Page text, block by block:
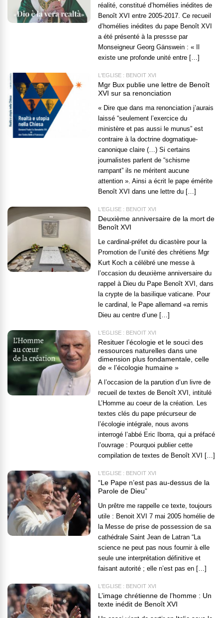
réalité, constitué d’homélies inédites de
Benoît XVI entre 2005-2017. Ce recueil
d’homélies inédites du pape Benoît XVI
a été présenté à la pressse par
Monseigneur Georg Gänswein : « Il
existe une profonde unité entre […]
L'EGLISE : BENOÎT XVI
Mgr Bux publie une lettre de Benoît
XVI sur sa renonciation
« Dire que dans ma renonciation j’aurais
laissé “seulement l’exercice du
ministère et pas aussi le munus” est
contraire à la doctrine dogmatique-
canonique claire (…) Si certains
journalistes parlent de “schisme
rampant” ils ne méritent aucune
attention ». Ainsi a écrit le pape émérite
Benoît XVI dans une lettre du […]
L'EGLISE : BENOÎT XVI
Deuxième anniversaire de la mort de
Benoît XVI
Le cardinal-préfet du dicastère pour la
Promotion de l’unité des chrétiens Mgr
Kurt Koch a célébré une messe à
l’occasion du deuxième anniversaire du
rappel à Dieu du Pape Benoît XVI, dans
la crypte de la basilique vaticane. Pour
le cardinal, le Pape allemand «a remis
Dieu au centre d’une […]
L'EGLISE : BENOÎT XVI
Resituer l’écologie et le souci des
ressources naturelles dans une
dimension plus fondamentale, celle
de « l’écologie humaine »
A l’occasion de la parution d’un livre de
recueil de textes de Benoît XVI, intitulé
L’Homme au coeur de la création. Les
textes clés du pape précurseur de
l’écologie intégrale, nous avons
interrogé l’abbé Eric Iborra, qui a préfacé
l’ouvrage : Pourquoi publier cette
compilation de textes de Benoît XVI […]
L'EGLISE : BENOÎT XVI
“Le Pape n’est pas au-dessus de la
Parole de Dieu”
Un prêtre me rappelle ce texte, toujours
utile : Benoit XVI 7 mai 2005 homélie de
la Messe de prise de possession de sa
cathédrale Saint Jean de Latran “La
science ne peut pas nous fournir à elle
seule une interprétation définitive et
faisant autorité ; elle n’est pas en […]
L'EGLISE : BENOÎT XVI
L’image chrétienne de l’homme : Un
texte inédit de Benoît XVI